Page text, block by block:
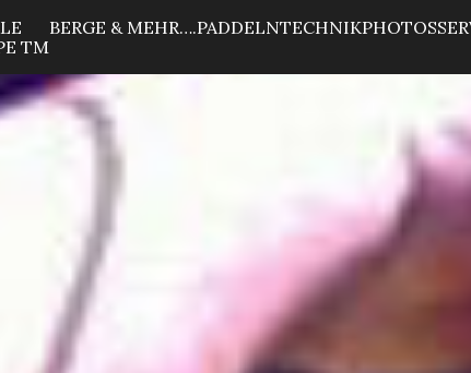
TM
BERGE & MEHR….PADDELNTECHNIKPHOTOS